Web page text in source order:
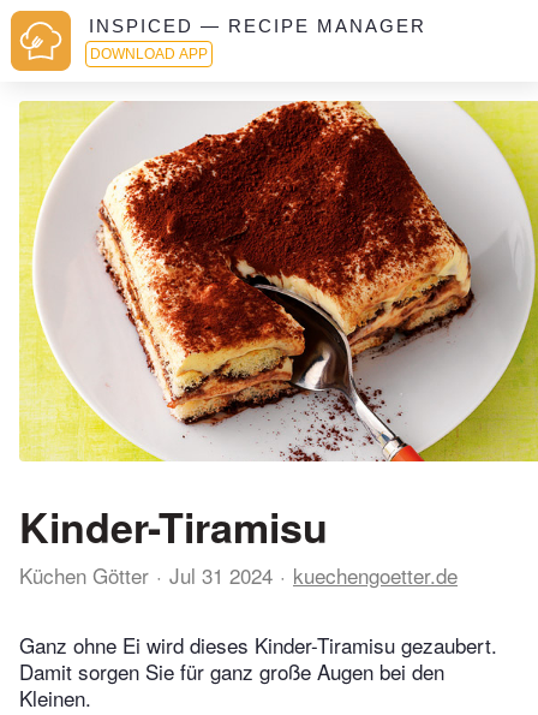
INSPICED — RECIPE MANAGER
DOWNLOAD APP
Kinder-Tiramisu
Küchen Götter Jul 31 2024 kuechengoetter.de
Ganz ohne Ei wird dieses Kinder-Tiramisu gezaubert.
Damit sorgen Sie für ganz große Augen bei den
Kleinen.